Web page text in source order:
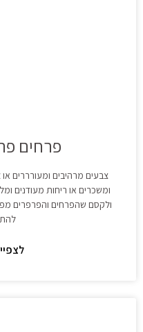
פרחים
צבעים מרהיבים ומעורררים
ומשכרים או ריחות מעודנים
ולקסם שהפרחים והפרפרים